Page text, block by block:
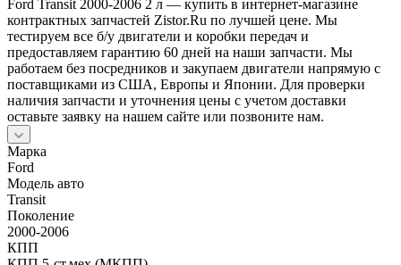
Ford Transit 2000-2006 2 л — купить в интернет-магазине
контрактных запчастей Zistor.Ru по лучшей цене. Мы
тестируем все б/у двигатели и коробки передач и
предоставляем гарантию 60 дней на наши запчасти. Мы
работаем без посредников и закупаем двигатели напрямую с
поставщиками из США, Европы и Японии. Для проверки
наличия запчасти и уточнения цены с учетом доставки
оставьте заявку на нашем сайте или позвоните нам.
Марка
Ford
Модель авто
Transit
Поколение
2000-2006
КПП